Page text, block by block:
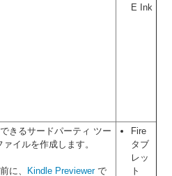
E Ink
きるサードパーティ ツー
イルを作成します。
に、 Kindle Previewerで
Fire
タブ
レッ
ト